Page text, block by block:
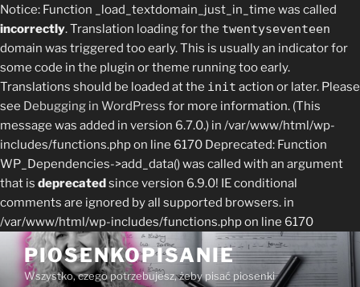
Notice: Function _load_textdomain_just_in_time was called
incorrectly. Translation loading for the twentyseventeen
domain was triggered too early. This is usually an indicator for
some code in the plugin or theme running too early.
Translations should be loaded at the init action or later. Please
see Debugging in WordPress for more information. (This
message was added in version 6.7.0.) in /var/www/html/wp-
includes/functions.php on line 6170 Deprecated: Function
WP_Dependencies->add_data() was called with an argument
that is deprecatedsince version 6.9.0! IE conditional
comments are ignored by all supported browsers. in
/var/www/html/wp-includes/functions.php on line 6170
Skip
content
PIOSENKOPISANIE
Wszystko, czego potrzebujesz, żeby pisać piosenki